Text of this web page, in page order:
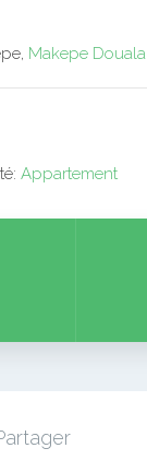
Makepe Douala
Appartement